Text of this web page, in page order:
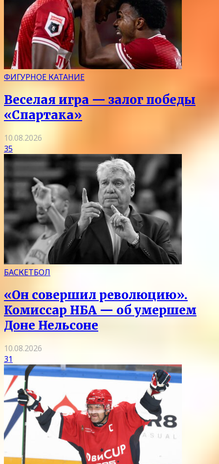
ФИГУРНОЕ КАТАНИЕ
Веселая игра — залог победы
«Спартака»
10.08.2026
35
БАСКЕТБОЛ
«Он совершил революцию».
Комиссар НБА — об умершем
Доне Нельсоне
10.08.2026
31